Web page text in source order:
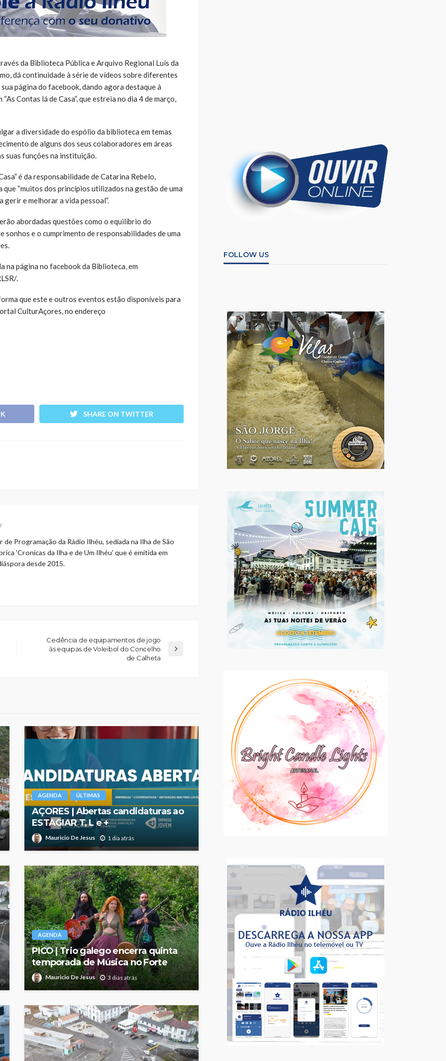
da Biblioteca Pública e Arquivo Regional Luís da
dá continuidade à série de vídeos sobre diferentes
página do facebook, dando agora destaque à
Contas lá de Casa”, que estreia no dia 4 de março,
a diversidade do espólio da biblioteca em temas
de alguns dos seus colaboradores em áreas
suas funções na instituição.
é da responsabilidade de Catarina Rebelo,
“muitos dos princípios utilizados na gestão de uma
gerir e melhorar a vida pessoal”.
abordadas questões como o equilíbrio do
sonhos e o cumprimento de responsabilidades de uma
na página no facebook da Biblioteca, em
.
que este e outros eventos estão disponíveis para
CulturAçores, no endereço
SHARE ON TWITTER
Programação da Rádio Ilhéu, sediada na Ilha de São
'Cronicas da Ilha e de Um Ilhéu' que é emitida em
desde 2015.
Cedência de equipamentos de jogo
às equipas de Voleibol do Concelho
de Calheta
AGENDA ÚLTIMAS
AÇORES | Abertas candidaturas ao
ESTAGIAR T, L e +
Mauricio De Jesus 1 dia atrás
AGENDA
PICO | Trio galego encerra quinta
temporada de Música no Forte
Mauricio De Jesus 3 dias atrás
FOLLOW US